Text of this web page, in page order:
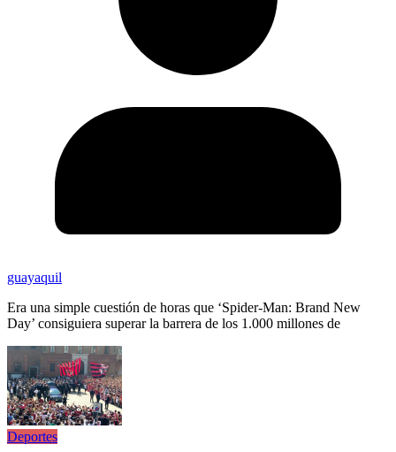
guayaquil
Era una simple cuestión de horas que ‘Spider-Man: Brand New
Day’ consiguiera superar la barrera de los 1.000 millones de
Deportes